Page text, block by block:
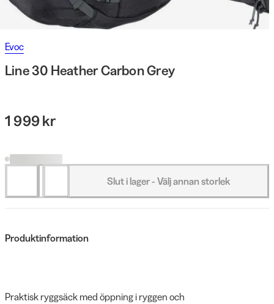
Evoc
Line 30 Heather Carbon Grey
1 999 kr
Slut i lager - Välj annan storlek
Produktinformation
Praktisk ryggsäck med öppning i ryggen och